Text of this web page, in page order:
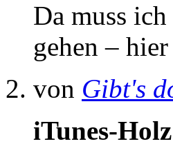
Da muss
gehen –
von Gibt's
iTunes-